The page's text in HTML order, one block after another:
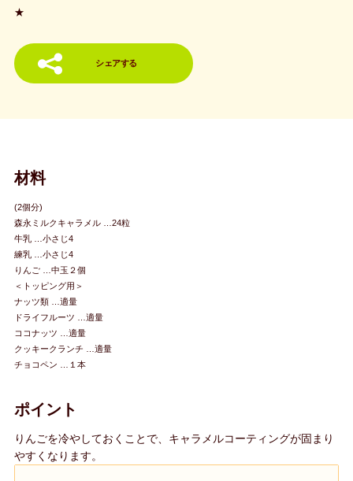
★
シェアする
材料
(2個分)
森永ミルクキャラメル …24粒
牛乳 …小さじ4
練乳 …小さじ4
りんご …中玉２個
＜トッピング用＞
ナッツ類 …適量
ドライフルーツ …適量
ココナッツ …適量
クッキークランチ …適量
チョコペン …１本
ポイント
りんごを冷やしておくことで、キャラメルコーティングが固まり
やすくなります。